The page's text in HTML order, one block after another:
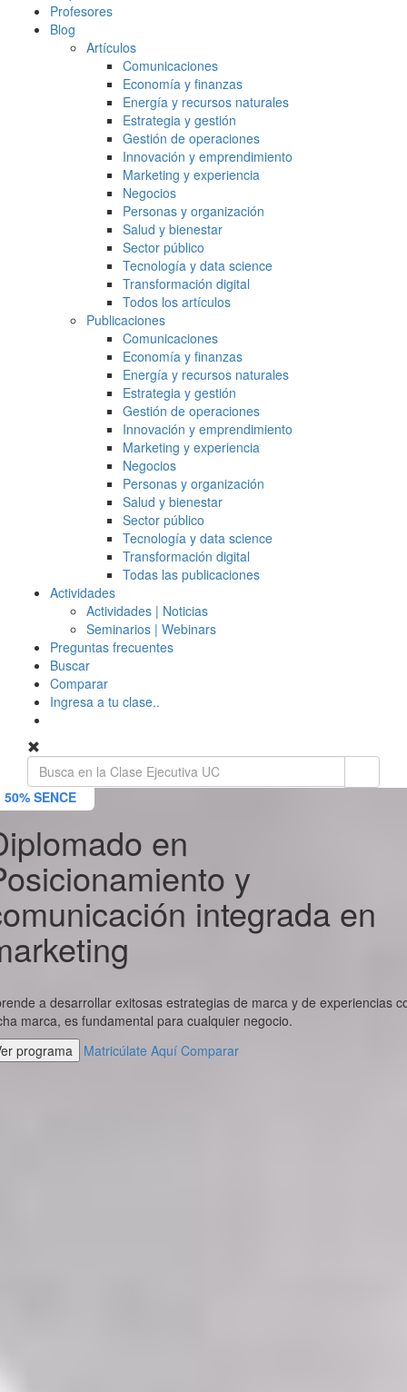
Profesores
Blog
Artículos
Comunicaciones
Economía y finanzas
Energía y recursos naturales
Estrategia y gestión
Gestión de operaciones
Innovación y emprendimiento
Marketing y experiencia
Negocios
Personas y organización
Salud y bienestar
Sector público
Tecnología y data science
Transformación digital
Todos los artículos
Publicaciones
Comunicaciones
Economía y finanzas
Energía y recursos naturales
Estrategia y gestión
Gestión de operaciones
Innovación y emprendimiento
Marketing y experiencia
Negocios
Personas y organización
Salud y bienestar
Sector público
Tecnología y data science
Transformación digital
Todas las publicaciones
Actividades
Actividades | Noticias
Seminarios | Webinars
Preguntas frecuentes
Buscar
Comparar
Ingresa a tu clase..
50% SENCE
en
y
integrada en
a desarrollar exitosas estrategias de marca y de experiencias
marca, es fundamental para cualquier negocio.
programa
Matricúlate Aquí Comparar